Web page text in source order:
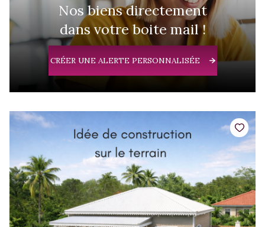
Nos biens directement
dans votre boite mail !
CRÉER UNE ALERTE PERSONNALISÉE